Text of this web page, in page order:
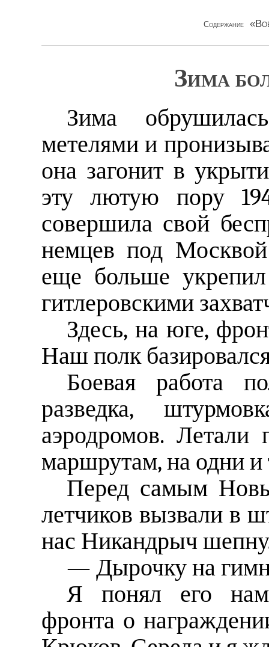
Содержание
Зима
Зима
метелями и
она загонит в
эту лютую пору
совершила свой
немцев под
еще больше
гитлеровскими
Здесь, на юге,
Наш полк
Боевая работа
разведка,
аэродромов.
маршрутам, на одни и
Перед самым
летчиков вызвали в
нас Никандрыч
— Дырочку на
Я понял его
фронта о